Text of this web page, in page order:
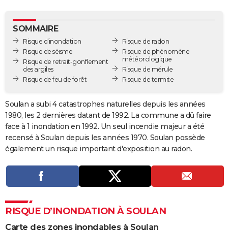
GUIDES D'ACHAT
BONS PLANS
CARTE DE VOEUX
Dictionnaire
Biographies
Citations
Expressions
Proverbes
PROGRAMME TV
COPAINS D'AVANT
S'inscrire
Se connecter
Lycées
Collèges
Primaires
Universités
Entreprises
Service militaire
Avis de recherche
SOMMAIRE
Risque d’inondation
Risque de séisme
Risque de retrait-gonflement
des argiles
Risque de feu de forêt
Risque de radon
Risque de phénomène
météorologique
Risque de mérule
Risque de termite
Soulan a subi 4 catastrophes naturelles depuis les années
1980, les 2 dernières datant de 1992. La commune a dû faire
face à 1 inondation en 1992. Un seul incendie majeur a été
recensé à Soulan depuis les années 1970. Soulan possède
également un risque important d'exposition au radon.
RISQUE D’INONDATION À SOULAN
Carte des zones inondables à Soulan